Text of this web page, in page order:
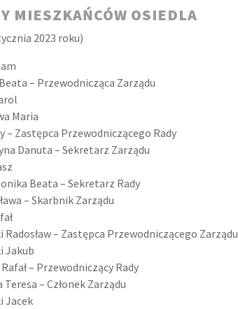
MIESZKAŃCÓW OSIEDLA
2023 roku)
– Przewodnicząca Zarządu
Maria
– Zastępca Przewodniczącego Rady
Danuta – Sekretarz Zarządu
Beata – Sekretarz Rady
– Skarbnik Zarządu
Radosław – Zastępca Przewodniczącego Zarządu
Jakub
– Przewodniczący Rady
– Członek Zarządu
Jacek